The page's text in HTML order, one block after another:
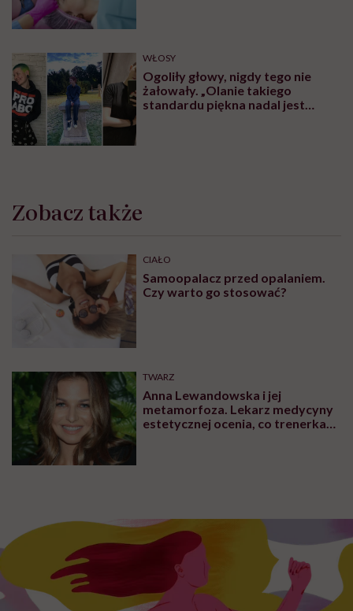
WŁOSY
Ogoliły głowy, nigdy tego nie
żałowały. „Olanie takiego
standardu piękna nadal jest
Zobacz także
CIAŁO
Samoopalacz przed opalaniem.
Czy warto go stosować?
TWARZ
Anna Lewandowska i jej
metamorfoza. Lekarz medycyny
estetycznej ocenia, co trenerka